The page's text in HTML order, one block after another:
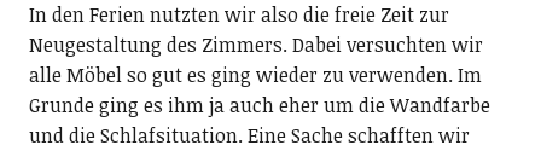
In den Ferien nutzten wir also die freie Zeit zur
Neugestaltung des Zimmers. Dabei versuchten wir
alle Möbel so gut es ging wieder zu verwenden. Im
Grunde ging es ihm ja auch eher um die Wandfarbe
und die Schlafsituation. Eine Sache schafften wir